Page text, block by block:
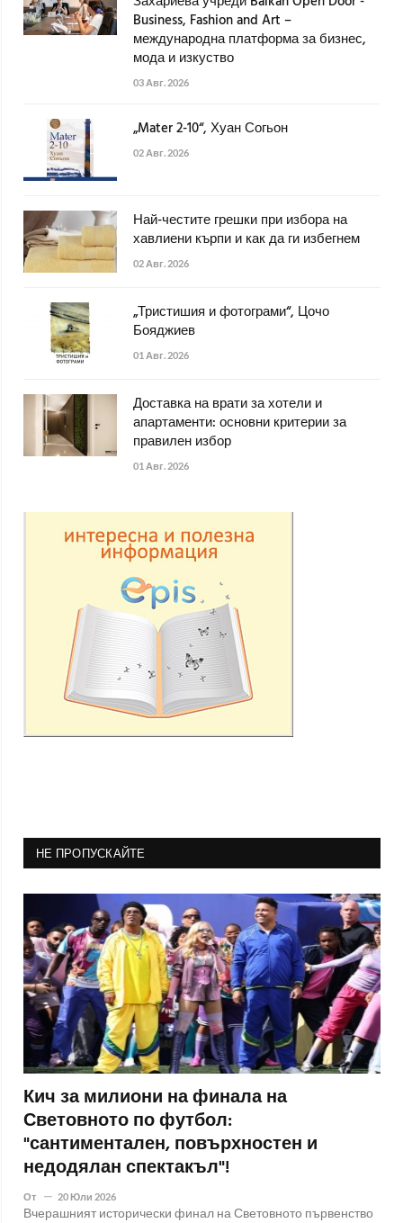
Business, Fashion and Art –
международна платформа за бизнес,
мода и изкуство
03 Авг. 2026
„Mater 2-10“, Хуан Согьон
02 Авг. 2026
Най-честите грешки при избора на
хавлиени кърпи и как да ги избегнем
02 Авг. 2026
„Тристишия и фотограми“, Цочо
Бояджиев
01 Авг. 2026
Доставка на врати за хотели и
апартаменти: основни критерии за
правилен избор
01 Авг. 2026
НЕ ПРОПУСКАЙТЕ
Кич за милиони на финала на
Световното по футбол:
"сантиментален, повърхностен и
недодялан спектакъл"!
От 20 Юли 2026
Вчерашният исторически финал на Световното първенство